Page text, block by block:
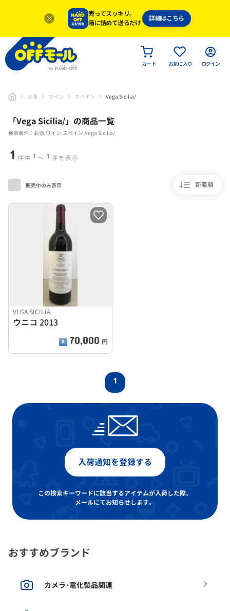
売ってスッキリ。
箱に詰めて送るだけ
詳細はこちら
カート お気に入り ログイン
お酒 ワイン スペイン Vega Sicilia/
「Vega Sicilia/」 の商品一覧
検索条件：お酒,ワイン,スペイン,Vega Sicilia/
1 件中 1 〜 1 件を表示
新着順
販売中のみ表示
VEGA SICILIA
ウニコ 2013
70,000 円
1
入荷通知を登録する
この検索キーワードに該当するアイテムが入荷した際、
メールにてお知らせします。
おすすめブランド
カメラ･電化製品関連